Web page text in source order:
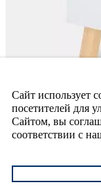
Сайт использует
посетителей для
Сайтом, вы
соответствии с